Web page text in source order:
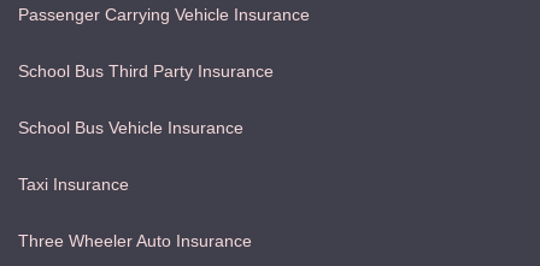
Passenger Carrying Vehicle Insurance
School Bus Third Party Insurance
School Bus Vehicle Insurance
Taxi Insurance
Three Wheeler Auto Insurance